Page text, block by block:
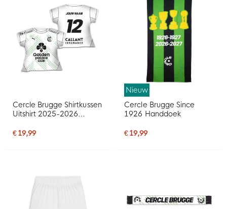
Cercle Brugge Shirtkussen
Uitshirt 2025-2026
€ 19,99
Nieuw
Cercle Brugge Since
1926 Handdoek
€ 19,99